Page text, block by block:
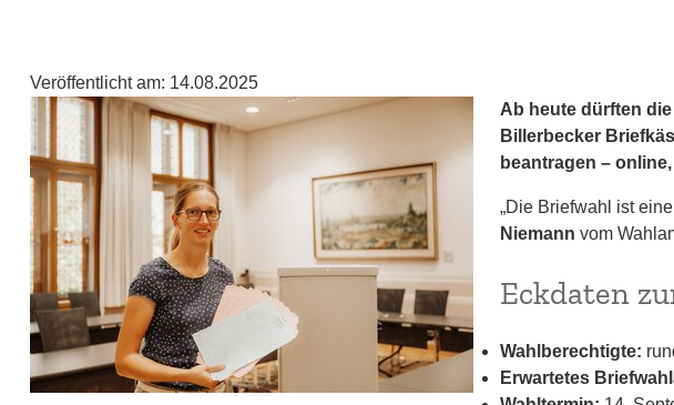
Veröffentlicht am: 14.08.2025
Ab heute dürften
Billerbecker
beantragen –
„Die Briefwahl ist
Niemann vom
Eckdaten
Wahlberechtigte:
Erwartetes